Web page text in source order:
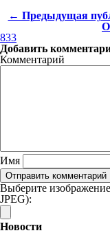
← Предыдущая
833
Добавить
Комментарий
Имя
Выберите
JPEG):
Новости